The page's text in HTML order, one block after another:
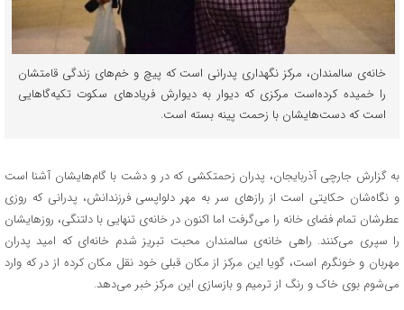
خانه‌ی سالمندان، مرکز نگهداری پدرانی است که پیچ و خم‌های زندگی قامتشان
را خمیده کرده‌است مرکزی که دیوار به دیوارش فریادهای سکوت تکیه‌گاهایی
است که دست‌هایشان با زحمت پینه بسته است.
به گزارش جارچی آذربایجان، پدران زحمتکشی که در و دشت با گام‌هایشان آشنا است
و نگاه‌شان حکایتی است از رازهای سر به مهر دلواپسی فرزندانش، پدرانی که روزی
عطرشان تمام فضای خانه را می‌گرفت اما اکنون در خانه‌ی تنهایی با دلتنگی، روزهایشان
را سپری می‌کنند. راهی خانه‌ی سالمندان محبت تبریز شدم خانه‌ای که امید پدران
مهربان و خونگرم است، گویا این مرکز از مکان قبلی خود نقل مکان کرده از در که وارد
می‌شوم بوی خاک و رنگ از ترمیم و بازسازی این مرکز خبر می‌دهد.